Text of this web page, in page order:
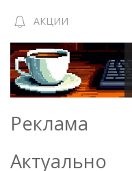
АКЦИИ
Реклама
Актуально